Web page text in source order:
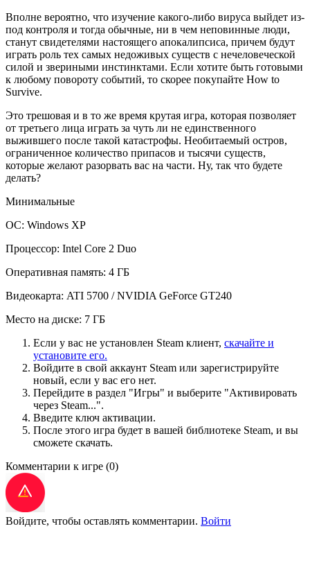
Вполне вероятно, что изучение какого-либо вируса выйдет из-
под контроля и тогда обычные, ни в чем неповинные люди,
станут свидетелями настоящего апокалипсиса, причем будут
играть роль тех самых недоживых существ с нечеловеческой
силой и звериными инстинктами. Если хотите быть готовыми
к любому повороту событий, то скорее покупайте How to
Survive.
Это трешовая и в то же время крутая игра, которая позволяет
от третьего лица играть за чуть ли не единственного
выжившего после такой катастрофы. Необитаемый остров,
ограниченное количество припасов и тысячи существ,
которые желают разорвать вас на части. Ну, так что будете
делать?
Минимальные
ОС: Windows XP
Процессор: Intel Core 2 Duo
Оперативная память: 4 ГБ
Видеокарта: ATI 5700 / NVIDIA GeForce GT240
Место на диске: 7 ГБ
Если у вас не установлен Steam клиент, скачайте и
установите его.
Войдите в свой аккаунт Steam или зарегистрируйте
новый, если у вас его нет.
Перейдите в раздел "Игры" и выберите "Активировать
через Steam...".
Введите ключ активации.
После этого игра будет в вашей библиотеке Steam, и вы
сможете скачать.
Комментарии к игре (0)
Войдите, чтобы оставлять комментарии. Войти